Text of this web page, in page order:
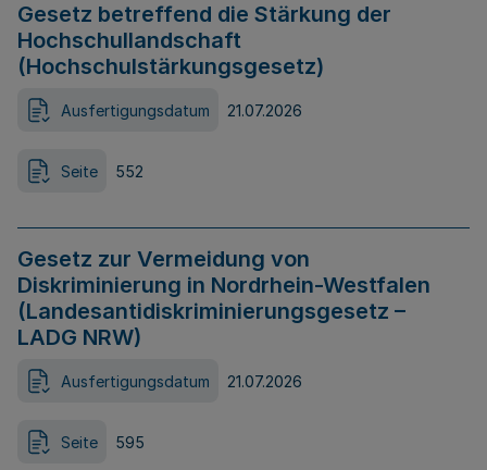
Gesetz betreffend die Stärkung der
Hochschullandschaft
(Hochschulstärkungsgesetz)
Ausfertigungsdatum 21.07.2026
Seite 552
Gesetz zur Vermeidung von
Diskriminierung in Nordrhein-Westfalen
(Landesantidiskriminierungsgesetz –
LADG NRW)
Ausfertigungsdatum 21.07.2026
Seite 595